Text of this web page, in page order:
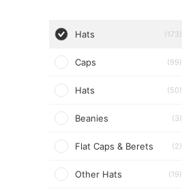
Hats (173)
Caps (99)
Hats (50)
Beanies (3)
Flat Caps & Berets (2)
Other Hats (19)